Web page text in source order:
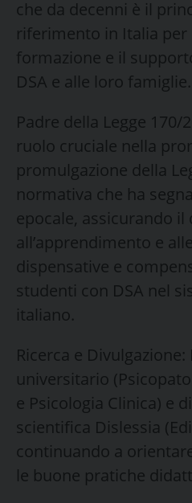
che da decenni è il
riferimento in Italia per
formazione e il
DSA e alle loro famiglie.
​Padre della Legge 170/
ruolo cruciale nella
promulgazione della
normativa che ha
epocale, assicurando
all’apprendimento e
dispensative e
studenti con DSA nel
italiano.
​Ricerca e
universitario
e Psicologia Clinica) e
scientifica Dislessia
continuando a
le buone pratiche